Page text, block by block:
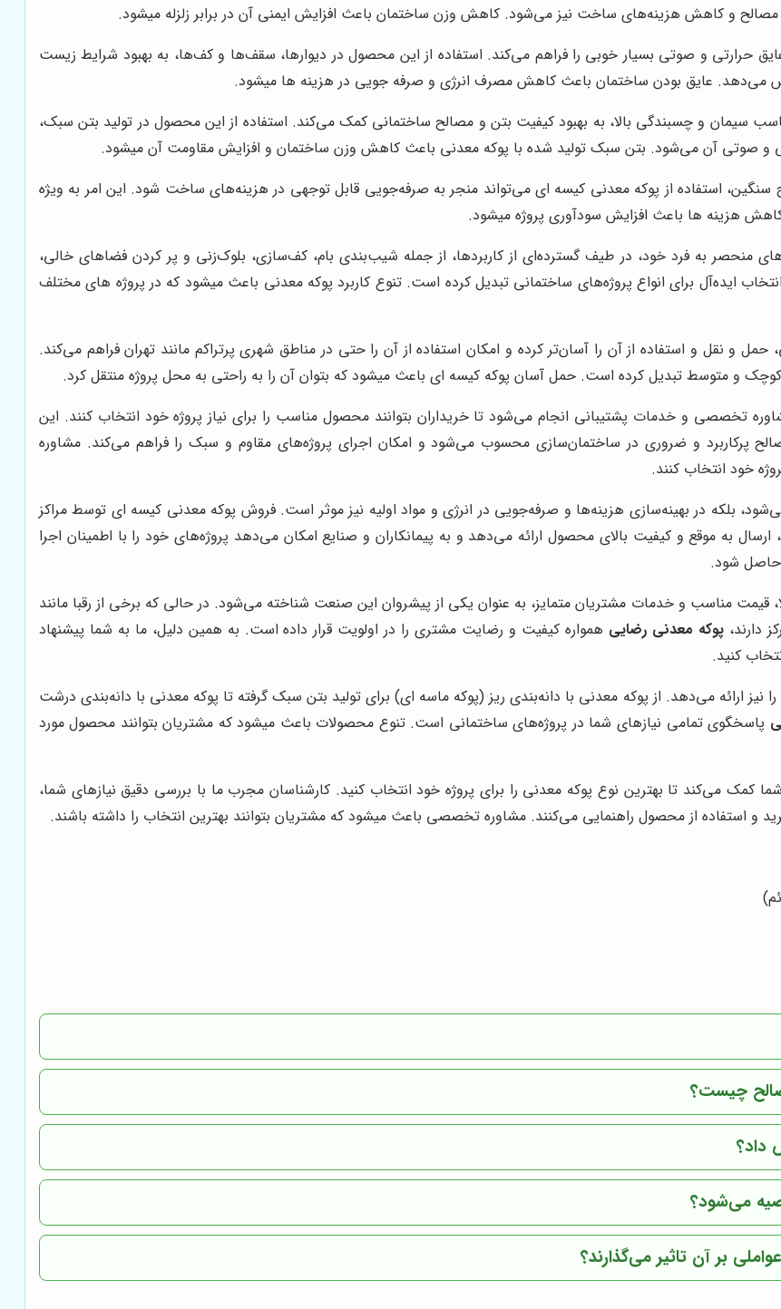
و کاهش هزینه‌های ساخت نیز می‌شود. کاهش وزن ساختمان باعث افزایش ایمنی آن در برابر زلزله میشود.
حرارتی و صوتی بسیار خوبی را فراهم می‌کند. استفاده از این محصول در دیوارها، سقف‌ها و کف‌ها، به بهبود شرایط زیست
می‌دهد. عایق بودن ساختمان باعث کاهش مصرف انرژی و صرفه جویی در هزینه ها میشود.
سیمان و چسبندگی بالا، به بهبود کیفیت بتن و مصالح ساختمانی کمک می‌کند. استفاده از این محصول در تولید بتن سبک،
و صوتی آن می‌شود. بتن سبک تولید شده با پوکه معدنی باعث کاهش وزن ساختمان و افزایش مقاومت آن میشود.
استفاده از پوکه معدنی کیسه ای می‌تواند منجر به صرفه‌جویی قابل توجهی در هزینه‌های ساخت شود. این امر به ویژه
هزینه ها باعث افزایش سودآوری پروژه میشود.
منحصر به فرد خود، در طیف گسترده‌ای از کاربردها، از جمله شیب‌بندی بام، کف‌سازی، بلوک‌زنی و پر کردن فضاهای خالی،
ایده‌آل برای انواع پروژه‌های ساختمانی تبدیل کرده است. تنوع کاربرد پوکه معدنی باعث میشود که در پروژه های مختلف
و نقل و استفاده از آن را آسان‌تر کرده و امکان استفاده از آن را حتی در مناطق شهری پرتراکم مانند تهران فراهم می‌کند.
کوچک و متوسط تبدیل کرده است. حمل آسان پوکه کیسه ای باعث میشود که بتوان آن را به راحتی به محل پروژه منتقل کرد.
تخصصی و خدمات پشتیبانی انجام می‌شود تا خریداران بتوانند محصول مناسب را برای نیاز پروژه خود انتخاب کنند. این
پرکاربرد و ضروری در ساختمان‌سازی محسوب می‌شود و امکان اجرای پروژه‌های مقاوم و سبک را فراهم می‌کند. مشاوره
خود انتخاب کنند.
بلکه در بهینه‌سازی هزینه‌ها و صرفه‌جویی در انرژی و مواد اولیه نیز موثر است. فروش پوکه معدنی کیسه ای توسط مراکز
به موقع و کیفیت بالای محصول ارائه می‌دهد و به پیمانکاران و صنایع امکان می‌دهد پروژه‌های خود را با اطمینان اجرا
حاصل شود.
قیمت مناسب و خدمات مشتریان متمایز، به عنوان یکی از پیشروان این صنعت شناخته می‌شود. در حالی که برخی از رقبا مانند
دارند،پوکه معدنی رضایی همواره کیفیت و رضایت مشتری را در اولویت قرار داده است. به همین دلیل، ما به شما پیشنهاد
کنید.
نیز ارائه می‌دهد. از پوکه معدنی با دانه‌بندی ریز (پوکه ماسه ای) برای تولید بتن سبک گرفته تا پوکه معدنی با دانه‌بندی درشت
پاسخگوی تمامی نیازهای شما در پروژه‌های ساختمانی است. تنوع محصولات باعث میشود که مشتریان بتوانند محصول مورد
کمک می‌کند تا بهترین نوع پوکه معدنی را برای پروژه خود انتخاب کنید. کارشناسان مجرب ما با بررسی دقیق نیازهای شما،
و استفاده از محصول راهنمایی می‌کنند. مشاوره تخصصی باعث میشود که مشتریان بتوانند بهترین انتخاب را داشته باشند.
چیست؟
داد؟
می‌شود؟
بر آن تاثیر می‌گذارند؟